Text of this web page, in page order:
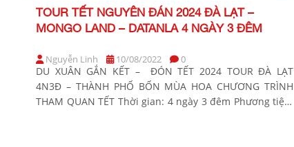
TOUR TẾT NGUYÊN ĐÁN 2024 ĐÀ LẠT –
MONGO LAND – DATANLA 4 NGÀY 3 ĐÊM
Nguyễn Linh 10/08/2022 0
DU XUÂN GẮN KẾT – ĐÓN TẾT 2024 TOUR ĐÀ LẠT
4N3Đ – THÀNH PHỐ BỐN MÙA HOA CHƯƠNG TRÌNH
THAM QUAN TẾT Thời gian: 4 ngày 3 đêm Phương tiện: